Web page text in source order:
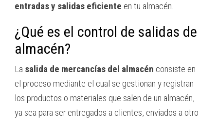
entradas y salidas eficiente en tu almacén.
¿Qué es el control de salidas de
almacén?
La salida de mercancías del almacén consiste en
el proceso mediante el cual se gestionan y registran
los productos o materiales que salen de un almacén,
ya sea para ser entregados a clientes, enviados a otro